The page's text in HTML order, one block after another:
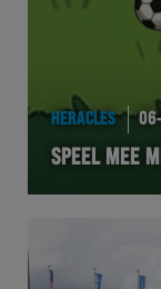
Academie
HERACLES
SPEEL MEE